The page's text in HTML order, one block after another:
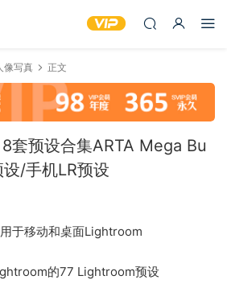
像写真 正文
8套预设合集ARTA Mega Bu
/手机LR预设
于移动和桌面Lightroom
的77 Lightroom预设